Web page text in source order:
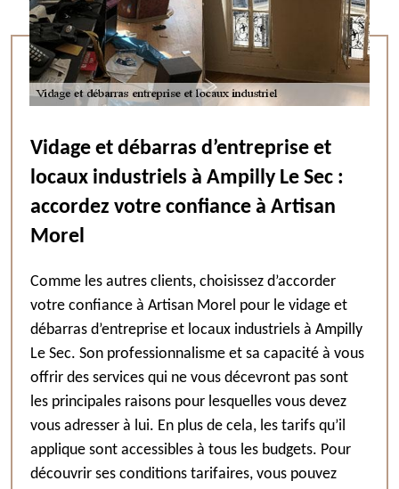
Vidage et débarras d’entreprise et
locaux industriels à Ampilly Le Sec :
accordez votre confiance à Artisan
Morel
Comme les autres clients, choisissez d’accorder
votre confiance à Artisan Morel pour le vidage et
débarras d’entreprise et locaux industriels à Ampilly
Le Sec. Son professionnalisme et sa capacité à vous
offrir des services qui ne vous décevront pas sont
les principales raisons pour lesquelles vous devez
vous adresser à lui. En plus de cela, les tarifs qu’il
applique sont accessibles à tous les budgets. Pour
découvrir ses conditions tarifaires, vous pouvez